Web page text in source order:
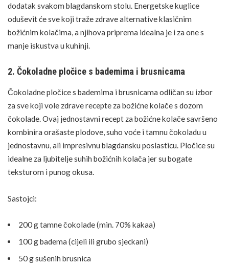
dodatak svakom blagdanskom stolu. Energetske kuglice
oduševit će sve koji traže zdrave alternative klasičnim
božićnim kolačima, a njihova priprema idealna je i za one s
manje iskustva u kuhinji.
2. Čokoladne pločice s bademima i brusnicama
Čokoladne pločice s bademima i brusnicama odličan su izbor
za sve koji vole zdrave recepte za božićne kolače s dozom
čokolade. Ovaj jednostavni recept za božićne kolače savršeno
kombinira orašaste plodove, suho voće i tamnu čokoladu u
jednostavnu, ali impresivnu blagdansku poslasticu. Pločice su
idealne za ljubitelje suhih božićnih kolača jer su bogate
teksturom i punog okusa.
Sastojci:
200 g tamne čokolade (min. 70% kakaa)
100 g badema (cijeli ili grubo sjeckani)
50 g sušenih brusnica